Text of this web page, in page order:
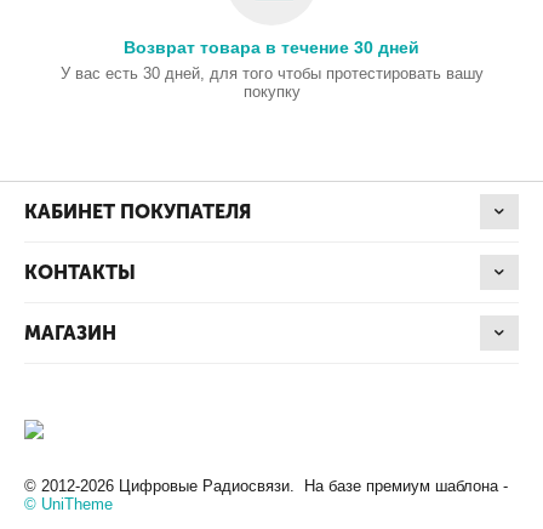
Возврат товара в течение 30 дней
У вас есть 30 дней, для того чтобы протестировать вашу
покупку
КАБИНЕТ ПОКУПАТЕЛЯ
КОНТАКТЫ
МАГАЗИН
© 2012-2026 Цифровые Радиосвязи. На базе премиум шаблона -
© UniTheme